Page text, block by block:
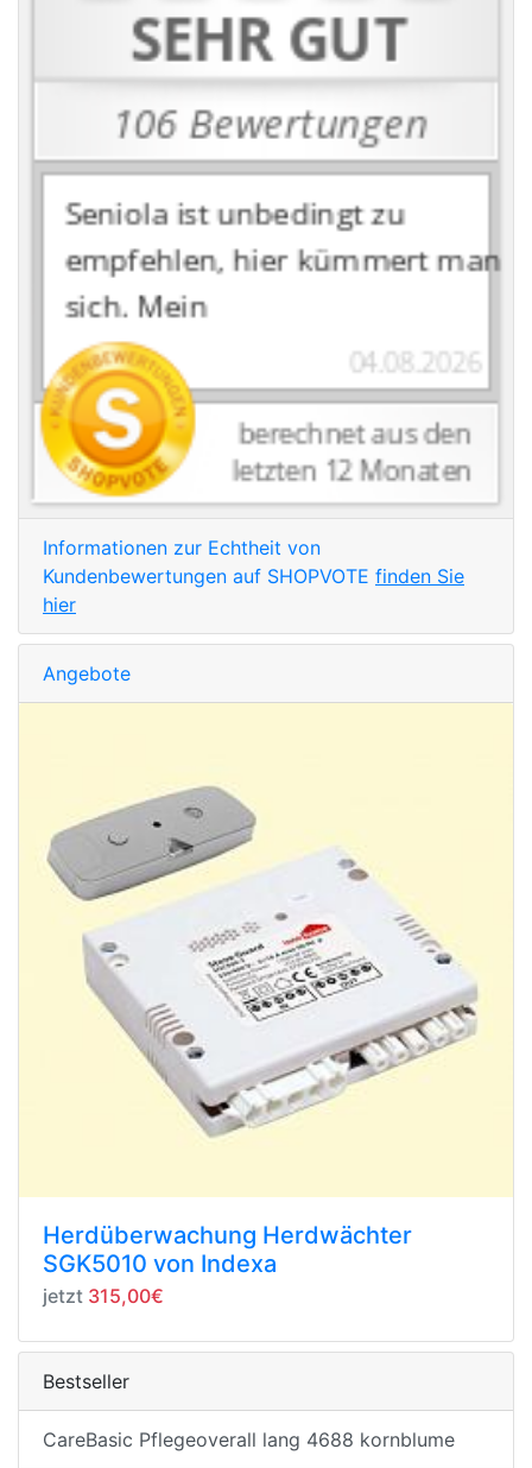
Informationen zur Echtheit von
Kundenbewertungen auf SHOPVOTE finden Sie
hier
Angebote
Herdüberwachung Herdwächter
SGK5010 von Indexa
jetzt 315,00€
Bestseller
CareBasic Pflegeoverall lang 4688 kornblume